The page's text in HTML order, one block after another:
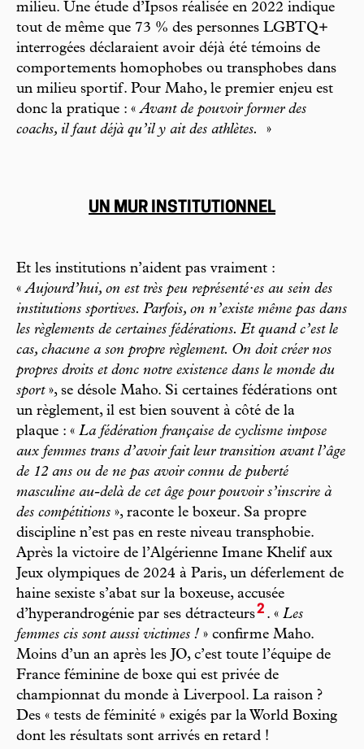
milieu. Une étude d’Ipsos réalisée en 2022 indique
tout de même que 73 % des personnes LGBTQ+
interrogées déclaraient avoir déjà été témoins de
comportements homophobes ou transphobes dans
un milieu sportif. Pour Maho, le premier enjeu est
donc la pratique : «Avant de pouvoir former des
coachs, il faut déjà qu’il y ait des athlètes.
»
UN MUR INSTITUTIONNEL
Et les institutions n’aident pas vraiment :
«Aujourd’hui, on est très peu représenté·es au sein des
institutions sportives. Parfois, on n’existe même pas dans
les règlements de certaines fédérations. Et quand c’est le
cas, chacune a son propre règlement. On doit créer nos
propres droits et donc notre existence dans le monde du
sport», se désole Maho. Si certaines fédérations ont
un règlement, il est bien souvent à côté de la
plaque : « La fédération française de cyclisme impose
aux femmes trans d’avoir fait leur transition avant l’âge
de 12 ans ou de ne pas avoir connu de puberté
masculine au-delà de cet âge pour pouvoir s’inscrire à
des compétitions », raconte le boxeur. Sa propre
discipline n’est pas en reste niveau transphobie.
Après la victoire de l’Algérienne Imane Khelif aux
Jeux olympiques de 2024 à Paris, un déferlement de
haine sexiste s’abat sur la boxeuse, accusée
d’hyperandrogénie par ses détracteurs2 . « Les
femmes cis sont aussi victimes ! » confirme Maho.
Moins d’un an après les JO, c’est toute l’équipe de
France féminine de boxe qui est privée de
championnat du monde à Liverpool. La raison ?
Des « tests de féminité » exigés par la World Boxing
dont les résultats sont arrivés en retard !